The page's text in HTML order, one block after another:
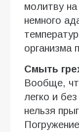
молитву
немного
организма
Смыть
Вообще,
легко и
нельзя